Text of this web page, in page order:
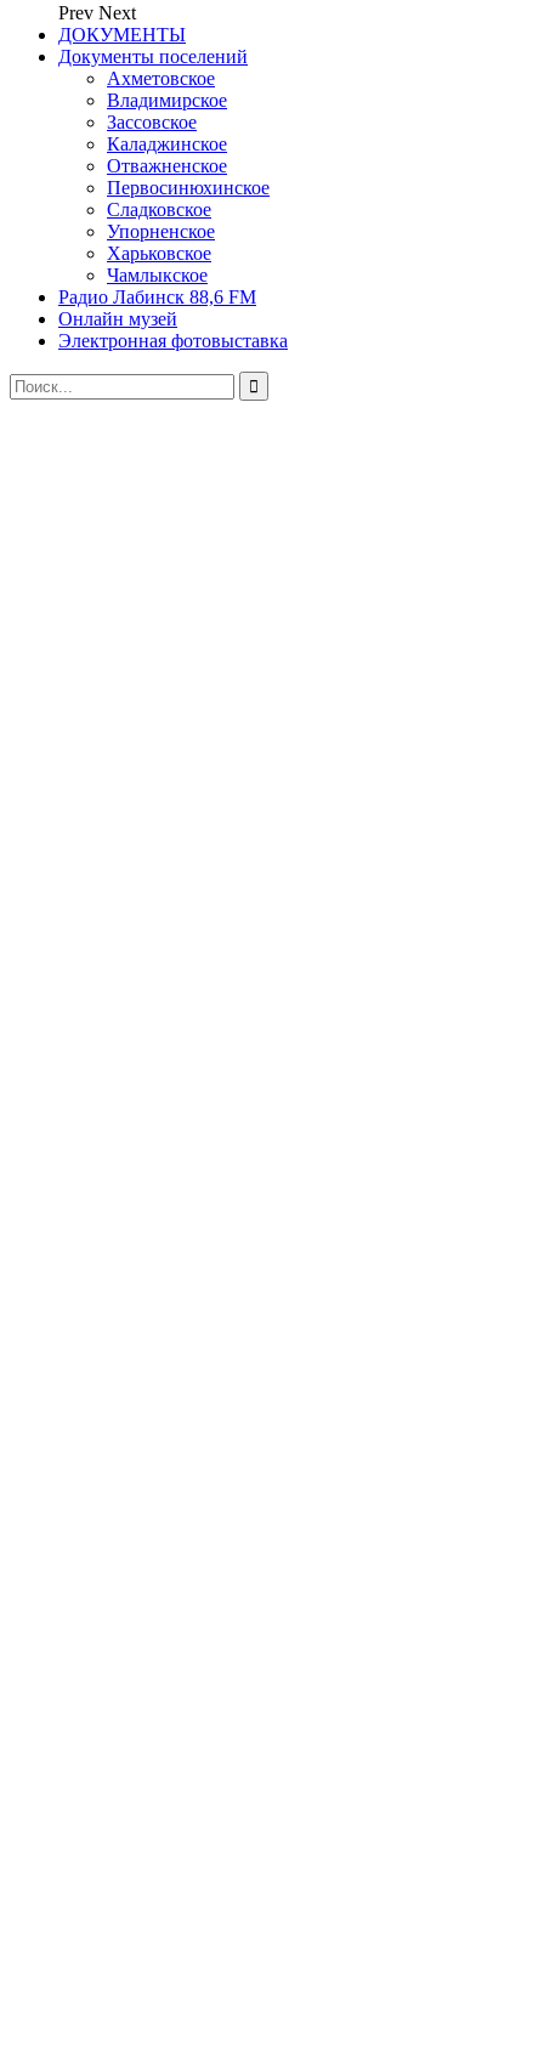
Prev Next
ДОКУМЕНТЫ
Документы поселений
Ахметовское
Владимирское
Зассовское
Каладжинское
Отважненское
Первосинюхинское
Сладковское
Упорненское
Харьковское
Чамлыкское
Радио Лабинск 88,6 FM
Онлайн музей
Электронная фотовыставка